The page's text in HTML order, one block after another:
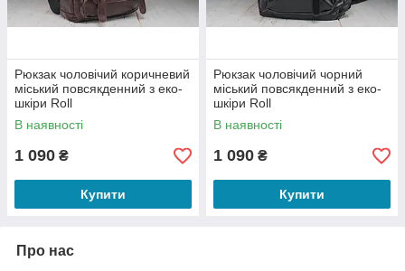
Рюкзак чоловічий коричневий
міський повсякденний з еко-
шкіри Roll
В наявності
1 090 ₴
Купити
Рюкзак чоловічий чорний
міський повсякденний з еко-
шкіри Roll
В наявності
1 090 ₴
Купити
Про нас